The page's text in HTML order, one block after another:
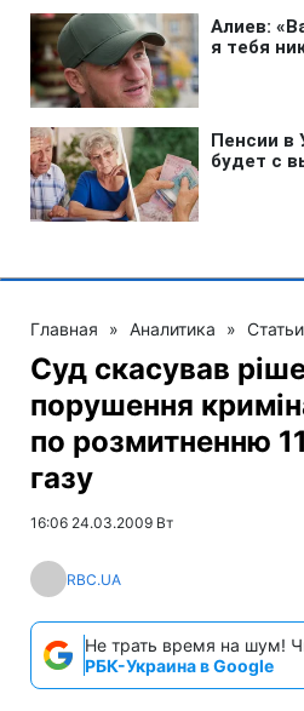
Главная » Аналитика » Статьи
Суд скасував
порушення
по розмитненню
газу
16:06 24.03.2009 Вт
RBC.UA
Не трать время на шум!
РБК-Украина в Google